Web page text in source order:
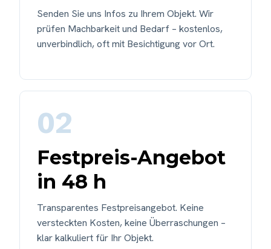
Senden Sie uns Infos zu Ihrem Objekt. Wir
prüfen Machbarkeit und Bedarf – kostenlos,
unverbindlich, oft mit Besichtigung vor Ort.
02
Festpreis-Angebot
in 48 h
Transparentes Festpreisangebot. Keine
versteckten Kosten, keine Überraschungen –
klar kalkuliert für Ihr Objekt.